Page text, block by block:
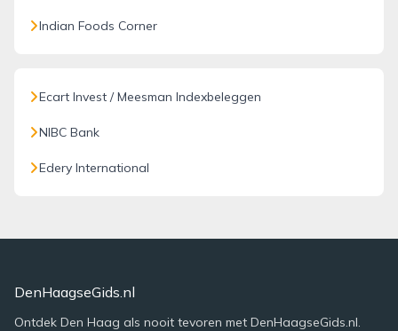
Indian Foods Corner
Ecart Invest / Meesman Indexbeleggen
NIBC Bank
Edery International
DenHaagseGids.nl
Ontdek Den Haag als nooit tevoren met DenHaagseGids.nl.